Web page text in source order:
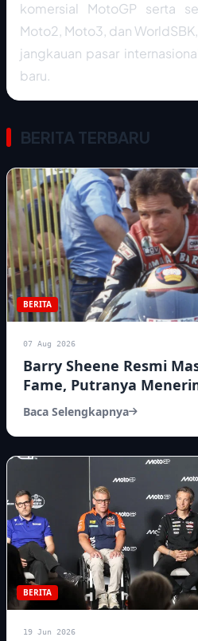
komersial MotoGP serta
Moto2, Moto3, dan
jangkauan pasar
baru.
BERITA TERBARU
BERITA
07 Aug 2026
Barry Sheene Resmi
Fame, Putranya
di London
Baca Selengkapnya
BERITA
19 Jun 2026